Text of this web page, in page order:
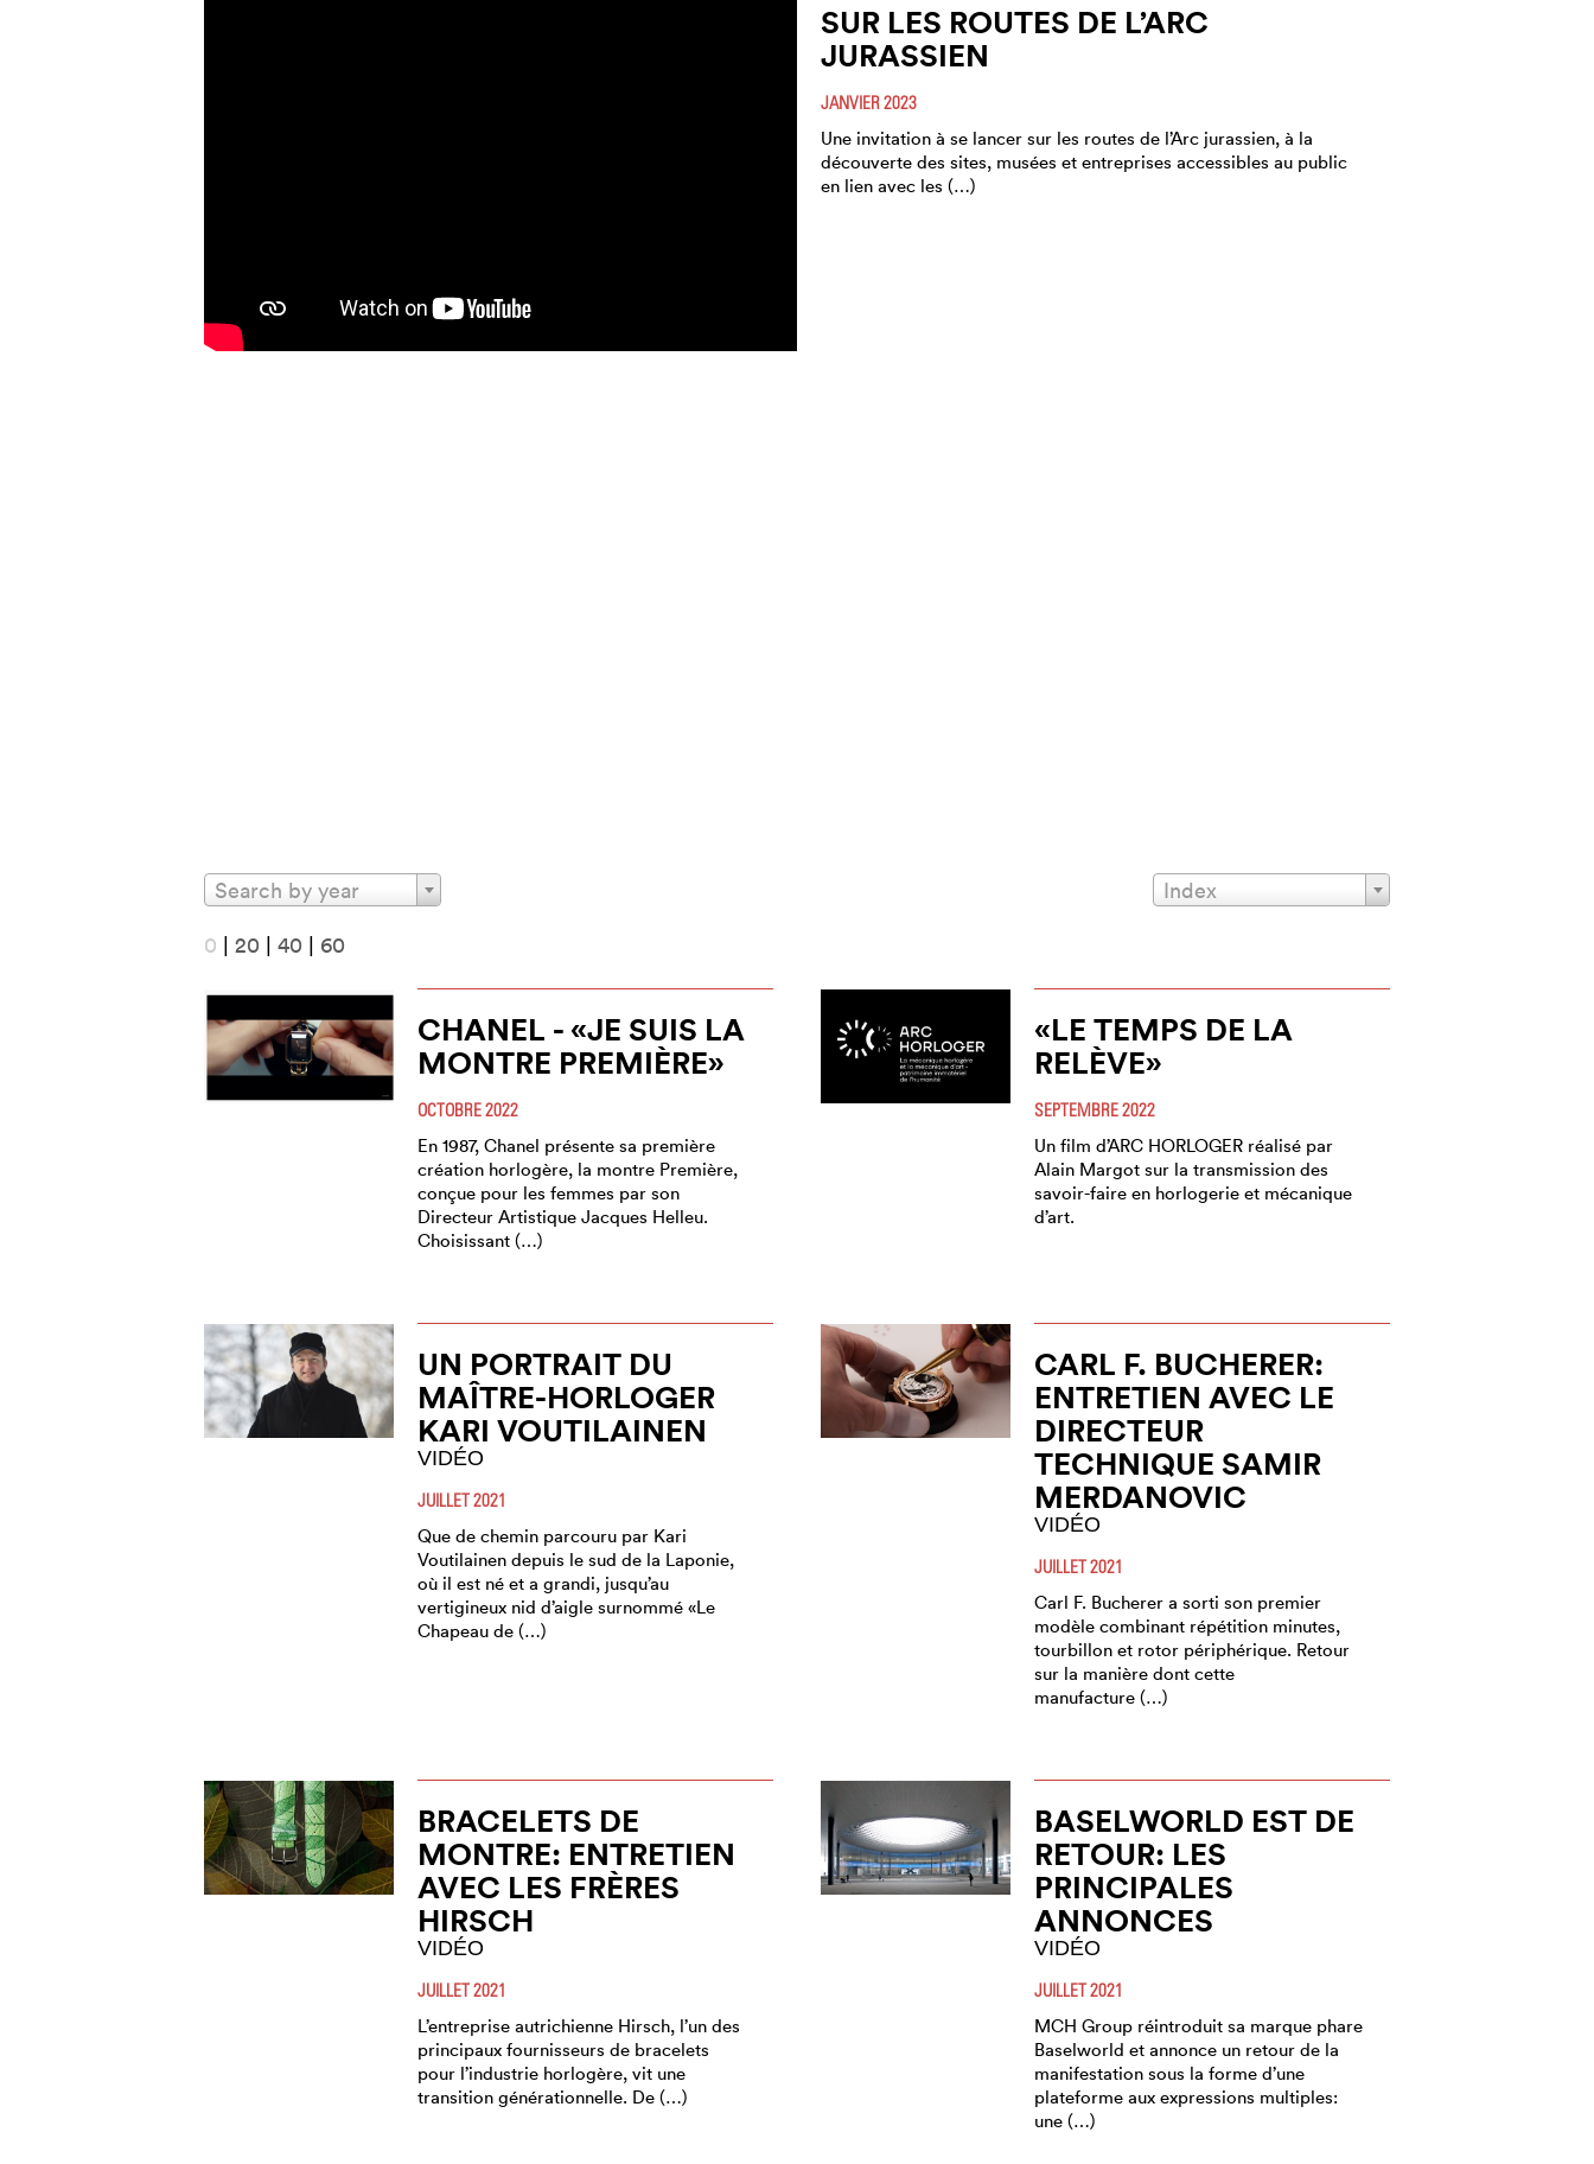
SUR LES ROUTES DE L’ARC
JURASSIEN
JANVIER 2023
Une invitation à se lancer sur les routes de l’Arc jurassien, à la
découverte des sites, musées et entreprises accessibles au public
en lien avec les (…)
Search by year
Index
0 | 20 | 40 | 60
CHANEL - «JE SUIS LA
MONTRE PREMIÈRE»
OCTOBRE 2022
En 1987, Chanel présente sa première
création horlogère, la montre Première,
conçue pour les femmes par son
Directeur Artistique Jacques Helleu.
Choisissant (…)
«LE TEMPS DE LA
RELÈVE»
SEPTEMBRE 2022
Un film d’ARC HORLOGER réalisé par
Alain Margot sur la transmission des
savoir-faire en horlogerie et mécanique
d’art.
UN PORTRAIT DU
MAÎTRE-HORLOGER
KARI VOUTILAINEN
VIDÉO
JUILLET 2021
Que de chemin parcouru par Kari
Voutilainen depuis le sud de la Laponie,
où il est né et a grandi, jusqu’au
vertigineux nid d’aigle surnommé «Le
Chapeau de (…)
CARL F. BUCHERER:
ENTRETIEN AVEC LE
DIRECTEUR
TECHNIQUE SAMIR
MERDANOVIC
VIDÉO
JUILLET 2021
Carl F. Bucherer a sorti son premier
modèle combinant répétition minutes,
tourbillon et rotor périphérique. Retour
sur la manière dont cette
manufacture (…)
BRACELETS DE
MONTRE: ENTRETIEN
AVEC LES FRÈRES
HIRSCH
VIDÉO
JUILLET 2021
L’entreprise autrichienne Hirsch, l’un des
principaux fournisseurs de bracelets
pour l’industrie horlogère, vit une
transition générationnelle. De (…)
BASELWORLD EST DE
RETOUR: LES
PRINCIPALES
ANNONCES
VIDÉO
JUILLET 2021
MCH Group réintroduit sa marque phare
Baselworld et annonce un retour de la
manifestation sous la forme d’une
plateforme aux expressions multiples:
une (…)